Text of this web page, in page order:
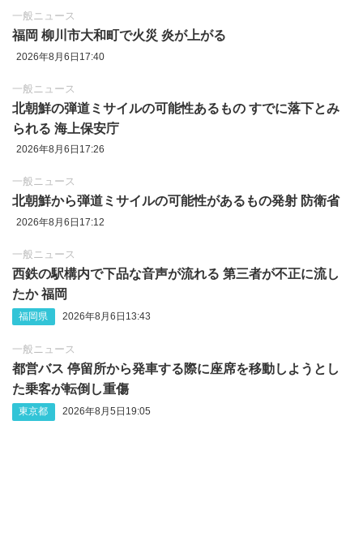
一般ニュース
福岡 柳川市大和町で火災 炎が上がる
2026年8月6日17:40
一般ニュース
北朝鮮の弾道ミサイルの可能性あるもの すでに落下とみ
られる 海上保安庁
2026年8月6日17:26
一般ニュース
北朝鮮から弾道ミサイルの可能性があるもの発射 防衛省
2026年8月6日17:12
一般ニュース
西鉄の駅構内で下品な音声が流れる 第三者が不正に流し
たか 福岡
福岡県 2026年8月6日13:43
一般ニュース
都営バス 停留所から発車する際に座席を移動しようとし
た乗客が転倒し重傷
東京都 2026年8月5日19:05